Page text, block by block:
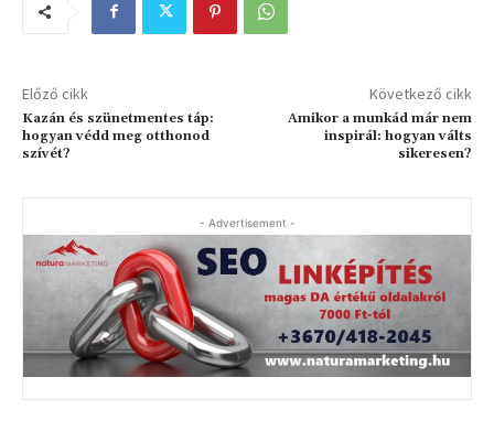
Előző cikk
Kazán és szünetmentes táp:
hogyan védd meg otthonod
szívét?
Következő cikk
Amikor a munkád már nem
inspirál: hogyan válts
sikeresen?
- Advertisement -